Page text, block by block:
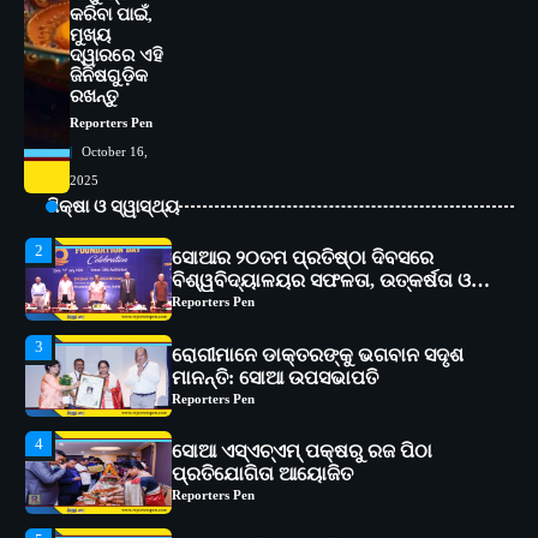
କରିବା ପାଇଁ,
ମୁଖ୍ୟ
ଦ୍ୱାରରେ ଏହି
ଜିନିଷଗୁଡ଼ିକ
ରଖନ୍ତୁ
Reporters Pen
October 16,
2025
ଶିକ୍ଷା ଓ ସ୍ୱାସ୍ଥ୍ୟ
1
2
ଅଗ୍ରଗତିର ସ୍ମୃତିଚାରଣ
Reporters Pen
3
ରୋଗୀମାନେ ଡାକ୍ତରଙ୍କୁ ଭଗବାନ ସଦୃଶ
ମାନନ୍ତି: ସୋଆ ଉପସଭାପତି
Reporters Pen
4
ସୋଆ ଏସ୍‌ଏଚ୍‌ଏମ୍ ପକ୍ଷରୁ ରଜ ପିଠା
ପ୍ରତିଯୋଗିତା ଆୟୋଜିତ
Reporters Pen
5
ଭାରତର ଦ୍ୱିତୀୟ ହସ୍ପିଟାଲ୍ ଭାବେ
ଆଇଏମ୍‌ଏସ୍ ଆଣ୍ଡ ସମ ହସ୍ପିଟାଲ୍‌ରେ
ଅତ୍ୟାଧୁନିକ ଡିଜିସ୍କାନର ସ୍ଥାପନ
Reporters Pen